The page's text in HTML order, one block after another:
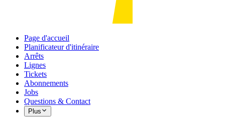
Page d'accueil
Planificateur d'itinéraire
Arrêts
Lignes
Tickets
Abonnements
Jobs
Questions & Contact
Plus